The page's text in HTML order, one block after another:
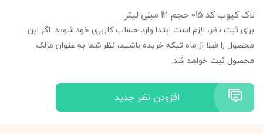
لاک کیوب کد 015 حجم 12 میلی لیتر
برای ثبت نظر، لازم است ابتدا وارد حساب کاربری خود شوید. اگر این
محصول را قبلا از ماه تیکه خریده باشید، نظر شما به عنوان مالک
محصول ثبت خواهد شد.
افزودن نظر جدید